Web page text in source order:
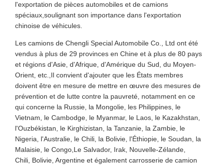
l'exportation de pièces automobiles et de camions
spéciaux,soulignant son importance dans l'exportation
chinoise de véhicules.
Les camions de Chengli Special Automobile Co., Ltd ont été
vendus à plus de 29 provinces en Chine et à plus de 80 pays
et régions d'Asie, d'Afrique, d'Amérique du Sud, du Moyen-
Orient, etc.,Il convient d'ajouter que les États membres
doivent être en mesure de mettre en œuvre des mesures de
prévention et de lutte contre la pauvreté, notamment en ce
qui concerne la Russie, la Mongolie, les Philippines, le
Vietnam, le Cambodge, le Myanmar, le Laos, le Kazakhstan,
l'Ouzbékistan, le Kirghizistan, la Tanzanie, la Zambie, le
Nigeria, l'Australie, le Chili, la Bolivie, l'Éthiopie, le Soudan, la
Malaisie, le Congo,Le Salvador, Irak, Nouvelle-Zélande,
Chili, Bolivie, Argentine et également carrosserie de camion